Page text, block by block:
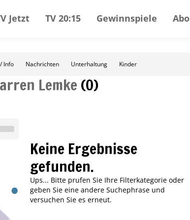
Jetzt TV 20:15 Gewinnspiele Abo
Info Nachrichten Unterhaltung Kinder
Lemke(0)
Keine Ergebnisse
gefunden.
Ups... Bitte prufen Sie Ihre Filterkategorie oder
geben Sie eine andere Suchephrase und
versuchen Sie es erneut.